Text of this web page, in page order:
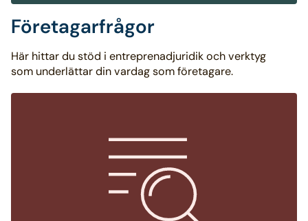
Företagarfrågor
Här hittar du stöd i entreprenadjuridik och verktyg
som underlättar din vardag som företagare.